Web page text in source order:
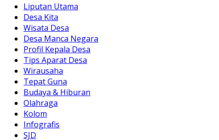
Liputan Utama
Desa Kita
Wisata Desa
Desa Manca Negara
Profil Kepala Desa
Tips Aparat Desa
Wirausaha
Tepat Guna
Budaya & Hiburan
Olahraga
Kolom
Infografis
SJD